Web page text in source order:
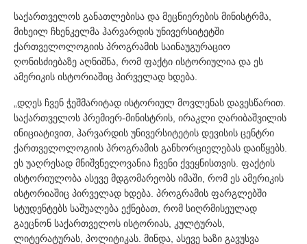
საქართველოს განათლებისა და მეცნიერების მინისტრმა,
მიხეილ ჩხენკელმა ჰარვარდის უნივერსიტეტში
ქართველოლოგიის პროგრამის საინაუგურაციო
ღონისძიებაზე აღნიშნა, რომ ფაქტი ისტორიულია და ეს
ამერიკის ისტორიაშიც პირველად ხდება.
„დღეს ჩვენ ჭეშმარიტად ისტორიულ მოვლენას დავესწარით.
საქართველოს პრემიერ-მინისტრის, ირაკლი ღარიბაშვილის
ინიციატივით, ჰარვარდის უნივერსიტეტის დევისის ცენტრი
ქართველოლოგიის პროგრამის განხორციელებას დაიწყებს.
ეს უაღრესად მნიშვნელოვანია ჩვენი ქვეყნისთვის. ფაქტის
ისტორიულობა ასევე მდგომარეობს იმაში, რომ ეს ამერიკის
ისტორიაშიც პირველად ხდება. პროგრამის ფარგლებში
სტუდენტებს საშუალება ექნებათ, რომ სიღრმისეულად
გაეცნონ საქართველოს ისტორიას, კულტურას,
ლიტერატურას, პოლიტიკას. მინდა, ასევე ხაზი გავუსვა